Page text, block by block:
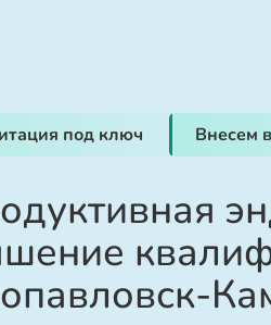
под ключ Внесем